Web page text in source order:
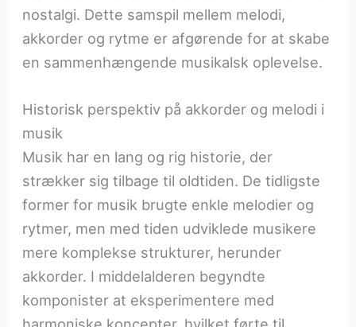
nostalgi. Dette samspil mellem melodi,
akkorder og rytme er afgørende for at skabe
en sammenhængende musikalsk oplevelse.
Historisk perspektiv på akkorder og melodi i
musik
Musik har en lang og rig historie, der
strækker sig tilbage til oldtiden. De tidligste
former for musik brugte enkle melodier og
rytmer, men med tiden udviklede musikere
mere komplekse strukturer, herunder
akkorder. I middelalderen begyndte
komponister at eksperimentere med